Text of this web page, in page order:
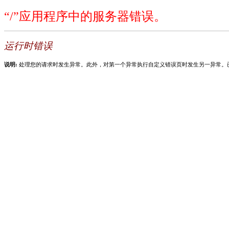
“/”应用程序中的服务器错误。
运行时错误
说明: 处理您的请求时发生异常。此外，对第一个异常执行自定义错误页时发生另一异常。